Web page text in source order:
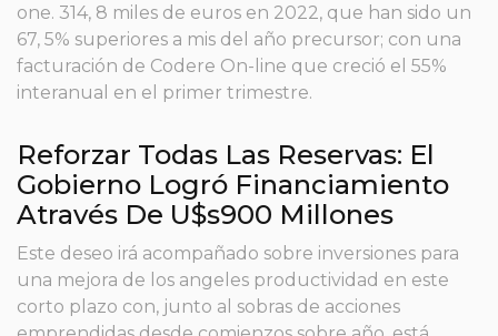
one. 314, 8 miles de euros en 2022, que han sido un
67, 5% superiores a mis del año precursor; con una
facturación de Codere On-line que creció el 55%
interanual en el primer trimestre.
Reforzar Todas Las Reservas: El
Gobierno Logró Financiamiento
Através De U$s900 Millones
Este deseo irá acompañado sobre inversiones para
una mejora de los angeles productividad en este
corto plazo con, junto al sobras de acciones